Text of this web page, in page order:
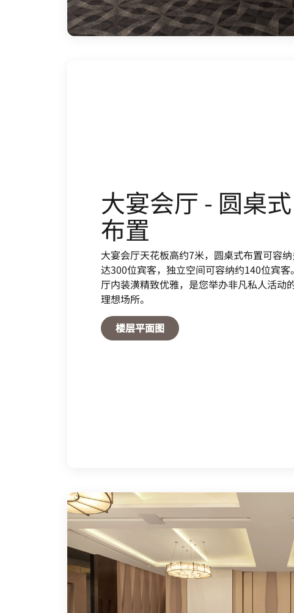
达300位宾客，独立空间可容纳约140位宾客。
厅内装潢精致优雅，是您举办非凡私人活动的
理想场所。
楼层平面图Open in New Tab